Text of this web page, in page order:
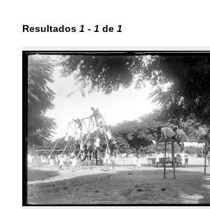
Resultados 1 - 1 de 1